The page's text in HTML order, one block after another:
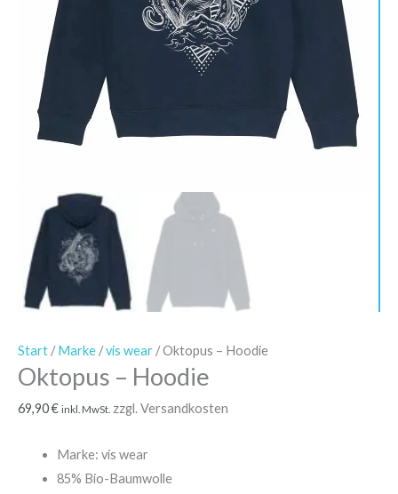
Start /Marke /vis wear / Oktopus – Hoodie
Oktopus – Hoodie
69,90€ inkl. MwSt. zzgl. Versandkosten
Marke: vis wear
85% Bio-Baumwolle